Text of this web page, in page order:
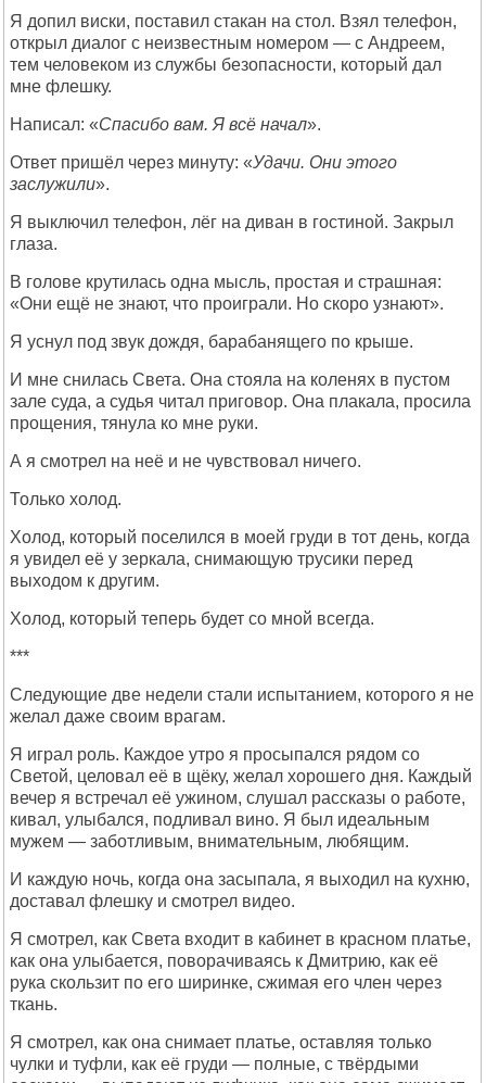
Я допил виски, поставил стакан на стол. Взял телефон,
открыл диалог с неизвестным номером — с Андреем,
тем человеком из службы безопасности, который дал
мне флешку.
Написал: «Спасибо вам. Я всё начал».
Ответ пришёл через минуту: «Удачи. Они этого
заслужили».
Я выключил телефон, лёг на диван в гостиной. Закрыл
глаза.
В голове крутилась одна мысль, простая и страшная:
«Они ещё не знают, что проиграли. Но скоро узнают».
Я уснул под звук дождя, барабанящего по крыше.
И мне снилась Света. Она стояла на коленях в пустом
зале суда, а судья читал приговор. Она плакала, просила
прощения, тянула ко мне руки.
А я смотрел на неё и не чувствовал ничего.
Только холод.
Холод, который поселился в моей груди в тот день, когда
я увидел её у зеркала, снимающую трусики перед
выходом к другим.
Холод, который теперь будет со мной всегда.
***
Следующие две недели стали испытанием, которого я не
желал даже своим врагам.
Я играл роль. Каждое утро я просыпался рядом со
Светой, целовал её в щёку, желал хорошего дня. Каждый
вечер я встречал её ужином, слушал рассказы о работе,
кивал, улыбался, подливал вино. Я был идеальным
мужем — заботливым, внимательным, любящим.
И каждую ночь, когда она засыпала, я выходил на кухню,
доставал флешку и смотрел видео.
Я смотрел, как Света входит в кабинет в красном платье,
как она улыбается, поворачиваясь к Дмитрию, как её
рука скользит по его ширинке, сжимая его член через
ткань.
Я смотрел, как она снимает платье, оставляя только
чулки и туфли, как её груди — полные, с твёрдыми